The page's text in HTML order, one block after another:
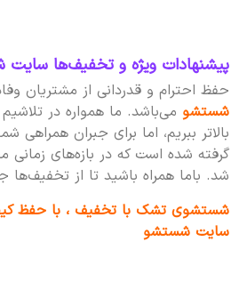
پیشنهادات ویژه و تخفیف‌ها
حفظ احترام و قدردانی از مشتریان
شستشومی‌باشد. ما همواره در
بالاتر ببریم، اما برای جبران همراهی
گرفته شده است که در بازه‌های زمانی
شد. باما همراه باشید تا از تخفیف‌ها
شستشوی تشک با تخفیف ، با حفظ
سایت شستشو